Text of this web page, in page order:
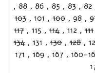
82
,
83
,
85
,
86
,
88
,
,
98
,
100
,
101
,
103
111
,
112
,
114
,
115
,
117
,
128
,
130
,
131
,
134
160-
,
167
,
169
,
171